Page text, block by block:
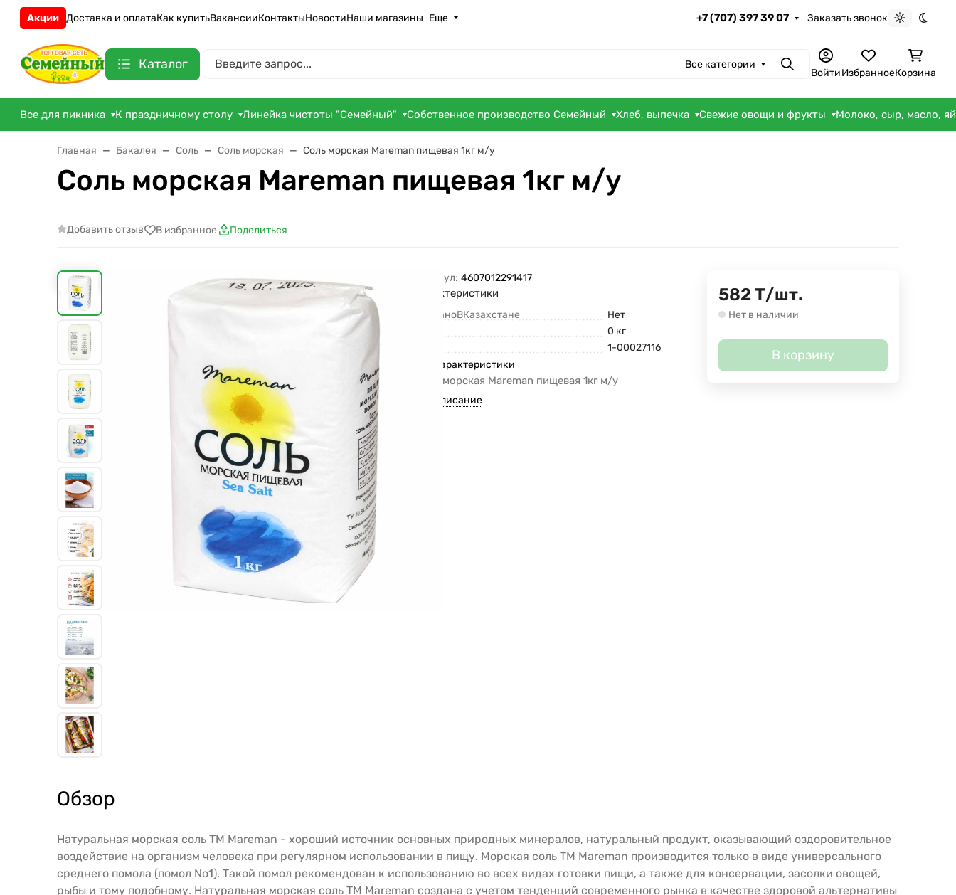
Акции Доставка и оплатаКак купитьВакансииКонтактыНовостиНаши магазины Еще +7 (707) 397 39 07 Заказать звонок
Светлая
Каталог Все категории ПоискВойтиИзбранноеКорзина
Все для пикника К праздничному столу Линейка чистоты "Семейный" Собственное производство Семейный Хлеб, выпечка Свежие овощи и фрукты Молоко, сыр, масло,
Главная Бакалея Соль Соль морская Соль морская Mareman пищевая 1кг м/у
Соль морская Mareman пищевая 1кг м/у
Добавить отзыв В избранное Поделиться
Артикул: 4607012291417
Характеристики
СделаноВКазахстане
Нет
0 кг
1-00027116
Все характеристики
Соль морская Mareman пищевая 1кг м/у
Все описание
582Т/шт.
Нет в наличии
В корзину
Обзор
Натуральная морская соль ТМ Mareman - хороший источник основных природных минералов, натуральный продукт, оказывающий оздоровительное
воздействие на организм человека при регулярном использовании в пищу. Морская соль ТМ Mareman производится только в виде универсального
среднего помола (помол No1). Такой помол рекомендован к использованию во всех видах готовки пищи, а также для консервации, засолки овощей,
рыбы и тому подобному. Натуральная морская соль ТМ Mareman создана с учетом тенденций современного рынка в качестве здоровой альтернативы